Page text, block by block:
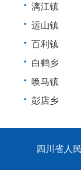
• 漓江镇
• 运山镇
• 百利镇
• 白鹤乡
• 唤马镇
• 彭店乡
四川省人